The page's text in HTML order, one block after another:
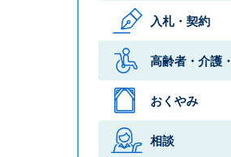
入札・契約
高齢者・介護・
おくやみ
相談